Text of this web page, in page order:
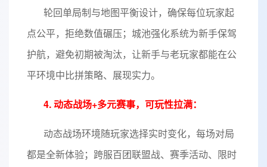
轮回单局制与地图平衡设计，确保每位玩家起
点公平，拒绝数值碾压；城池强化系统为新手保驾
护航，避免初期被淘汰，让新手与老玩家都能在公
平环境中比拼策略、展现实力。
4. 动态战场+多元赛事，可玩性拉满：
动态战场环境随玩家选择实时变化，每场对局
都是全新体验；跨服百团联盟战、赛季活动、限时